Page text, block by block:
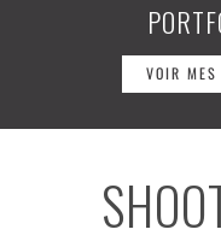
VOIR MES